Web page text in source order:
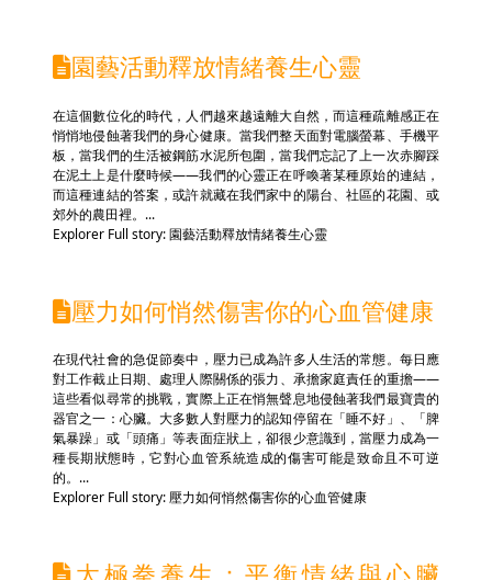
園藝活動釋放情緒養生心靈
在這個數位化的時代，人們越來越遠離大自然，而這種疏離感正在
悄悄地侵蝕著我們的身心健康。當我們整天面對電腦螢幕、手機平
板，當我們的生活被鋼筋水泥所包圍，當我們忘記了上一次赤腳踩
在泥土上是什麼時候——我們的心靈正在呼喚著某種原始的連結，
而這種連結的答案，或許就藏在我們家中的陽台、社區的花園、或
郊外的農田裡。...
Explorer Full story: 園藝活動釋放情緒養生心靈
壓力如何悄然傷害你的心血管健康
在現代社會的急促節奏中，壓力已成為許多人生活的常態。每日應
對工作截止日期、處理人際關係的張力、承擔家庭責任的重擔——
這些看似尋常的挑戰，實際上正在悄無聲息地侵蝕著我們最寶貴的
器官之一：心臟。大多數人對壓力的認知停留在「睡不好」、「脾
氣暴躁」或「頭痛」等表面症狀上，卻很少意識到，當壓力成為一
種長期狀態時，它對心血管系統造成的傷害可能是致命且不可逆
的。...
Explorer Full story: 壓力如何悄然傷害你的心血管健康
太極拳養生：平衡情緒與心臟